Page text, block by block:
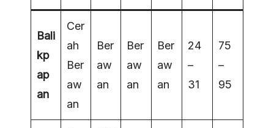
Bali
kp
ap
an
Cer
ah
Ber
aw
an
Ber
aw
an
Ber
aw
an
Ber
aw
an
24
–
31
75
–
95